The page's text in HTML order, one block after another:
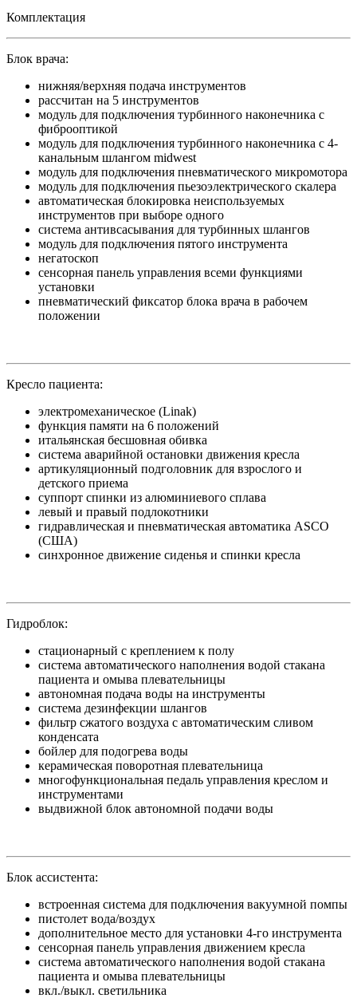
Комплектация
Блок врача:
нижняя/верхняя подача инструментов
рассчитан на 5 инструментов
модуль для подключения турбинного наконечника с
фиброоптикой
модуль для подключения турбинного наконечника с 4-
канальным шлангом midwest
модуль для подключения пневматического микромотора
модуль для подключения пьезоэлектрического скалера
автоматическая блокировка неиспользуемых
инструментов при выборе одного
система антивсасывания для турбинных шлангов
модуль для подключения пятого инструмента
негатоскоп
сенсорная панель управления всеми функциями
установки
пневматический фиксатор блока врача в рабочем
положении
Кресло пациента:
электромеханическое (Linak)
функция памяти на 6 положений
итальянская бесшовная обивка
система аварийной остановки движения кресла
артикуляционный подголовник для взрослого и
детского приема
суппорт спинки из алюминиевого сплава
левый и правый подлокотники
гидравлическая и пневматическая автоматика ASCO
(США)
синхронное движение сиденья и спинки кресла
Гидроблок:
стационарный с креплением к полу
система автоматического наполнения водой стакана
пациента и омыва плевательницы
автономная подача воды на инструменты
система дезинфекции шлангов
фильтр сжатого воздуха с автоматическим сливом
конденсата
бойлер для подогрева воды
керамическая поворотная плевательница
многофункциональная педаль управления креслом и
инструментами
выдвижной блок автономной подачи воды
Блок ассистента:
встроенная система для подключения вакуумной помпы
пистолет вода/воздух
дополнительное место для установки 4-го инструмента
сенсорная панель управления движением кресла
система автоматического наполнения водой стакана
пациента и омыва плевательницы
вкл./выкл. светильника